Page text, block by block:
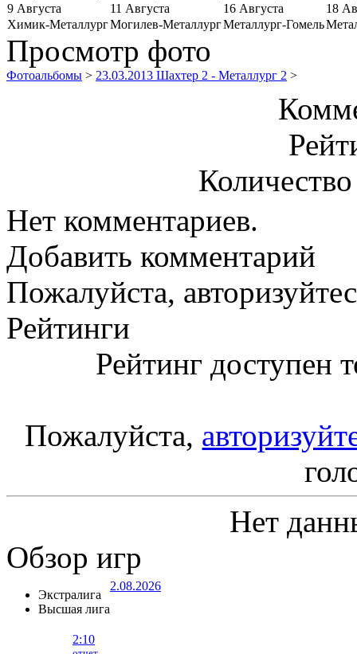
9 Августа
11 Августа 16 Августа
18
Химик-МеталлургМогилев-МеталлургМеталлург-Гомель
Просмотр фото
Фотоальбомы > 23.03.2013 Шахтер 2 - Металлург 2 >
Нет комментариев.
Добавить комментарий
Пожалуйста,
Рейтинги
Рейтинг доступен
Пожалуйста,
Нет
Обзор игр
Экстралига
Высшая лига
2.08.2026
2:10